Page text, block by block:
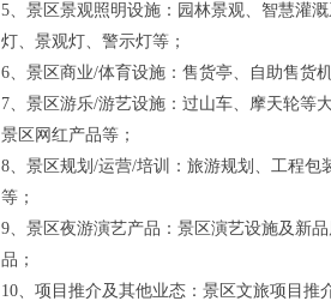
5、景区景观照明设施：园林景观、智慧灌
灯、景观灯、警示灯等；
6、景区商业/体育设施：售货亭、自助售货
7、景区游乐/游艺设施：过山车、摩天轮等
景区网红产品等；
8、景区规划/运营/培训：旅游规划、工程
等；
9、景区夜游演艺产品：景区演艺设施及新
品；
10、项目推介及其他业态：景区文旅项目